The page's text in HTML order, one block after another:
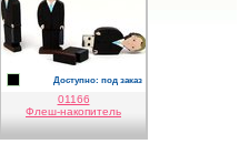
01166
Флеш-накопитель
черныйДоступно: под заказ